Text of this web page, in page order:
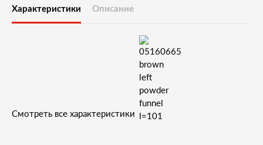
Характеристики Описание
Смотреть все характеристики